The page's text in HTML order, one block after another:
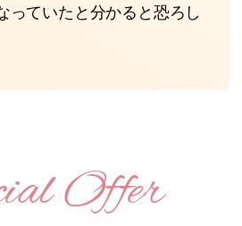
っていたと分かると恐ろし
Offer